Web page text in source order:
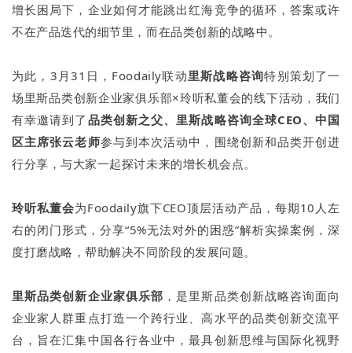
增长困局下，企业如何才能跳出红海竞争的循环，答案或许
不在产品迭代的细节里，而在品类创新的战略中。
为此，3月31日，Foodaily联动里斯战略咨询特别策划了一
场里斯品类创新企业家俱乐部×玲听私董会的线下活动，我们
有幸邀请到了 品类创新之父、里斯战略咨询全球CEO、中国
区主席张云老师参与到本次活动中，围绕创新和品类开创进
行分享，与大家一起探讨未来的增长机会点。
玲听私董会为Foodaily旗下CEO顶层活动产品，每期10人左
右的闭门形式，分享“5%无法对外的困惑”解析实操案例，深
度打磨战略，帮助解决不同阶段的发展问题。
里斯品类创新企业家俱乐部 ，是里斯品类创新战略咨询面向
企业家人群重点打造一个跨行业、高水平的品类创新交流平
台，旨在汇集中国各行各业中，最具创新思维与国际化视野